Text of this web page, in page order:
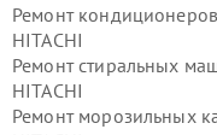
Ремонт кондиционеров
HITACHI
Ремонт стиральных
HITACHI
Ремонт морозильных